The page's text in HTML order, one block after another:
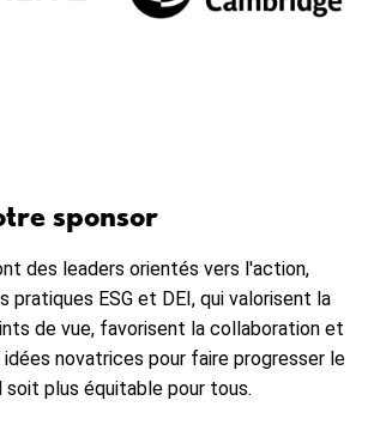
sponsor
des leaders orientés vers l'action,
pratiques ESG et DEI, qui valorisent la
de vue, favorisent la collaboration et
novatrices pour faire progresser le
plus équitable pour tous.